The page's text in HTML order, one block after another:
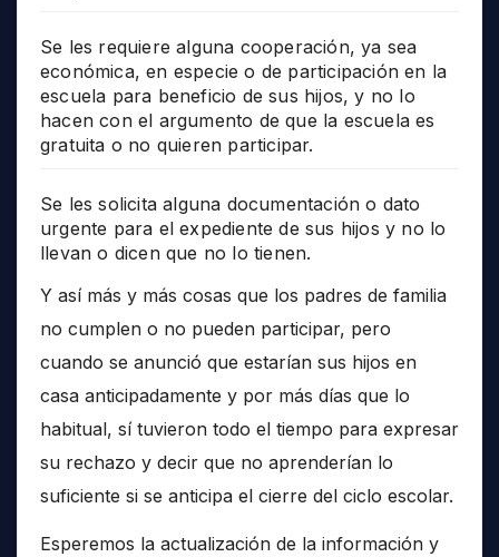
Se les requiere alguna cooperación, ya sea
económica, en especie o de participación en la
escuela para beneficio de sus hijos, y no lo
hacen con el argumento de que la escuela es
gratuita o no quieren participar.
Se les solicita alguna documentación o dato
urgente para el expediente de sus hijos y no lo
llevan o dicen que no lo tienen.
Y así más y más cosas que los padres de familia
no cumplen o no pueden participar, pero
cuando se anunció que estarían sus hijos en
casa anticipadamente y por más días que lo
habitual, sí tuvieron todo el tiempo para expresar
su rechazo y decir que no aprenderían lo
suficiente si se anticipa el cierre del ciclo escolar.
Esperemos la actualización de la información y